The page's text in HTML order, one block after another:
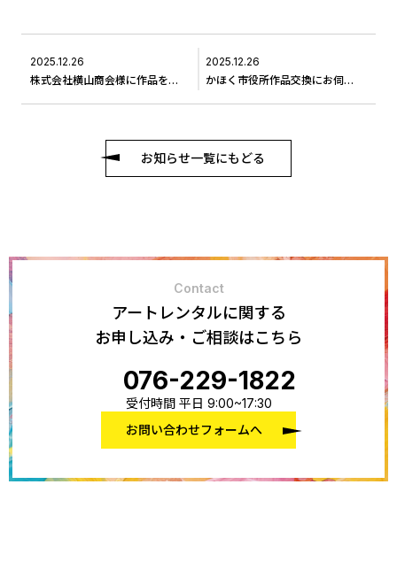
2025.12.26
株式会社横山商会様に作品をお届けしました＃4
2025.12.26
かほく市役所作品交換にお伺いしました＃10
お知らせ一覧にもどる
Contact
アートレンタルに関する
お申し込み・ご相談はこちら
076-229-1822
受付時間 平日 9:00~17:30
お問い合わせフォームへ